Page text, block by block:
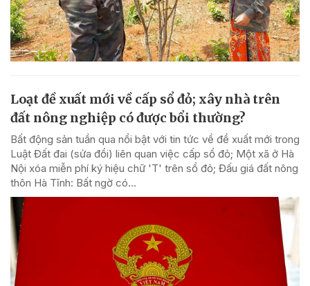
Loạt đề xuất mới về cấp sổ đỏ; xây nhà trên
đất nông nghiệp có được bổi thường?
Bất động sản tuần qua nổi bật với tin tức về đề xuất mới trong
Luật Đất đai (sửa đổi) liên quan việc cấp sổ đỏ; Một xã ở Hà
Nội xóa miễn phí ký hiệu chữ 'T' trên sổ đỏ; Đấu giá đất nông
thôn Hà Tĩnh: Bất ngờ có...